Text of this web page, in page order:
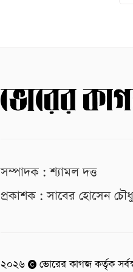
সম্পাদক : শ্যামল দত্ত
প্রকাশক : সাবের হোসেন
২০২৬ ভোরের কাগজ কর্তৃক